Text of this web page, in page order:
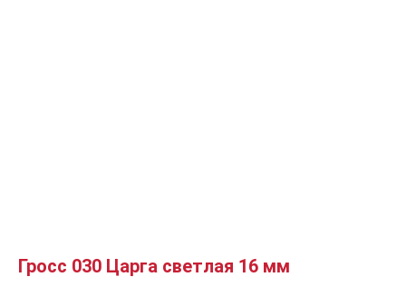
Гросс 030 Царга светлая 16 мм